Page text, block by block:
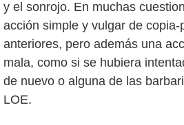
y el sonrojo. En muchas
acción simple y vulgar de copia-
anteriores, pero además una
mala, como si se hubiera
de nuevo o alguna de las
LOE.